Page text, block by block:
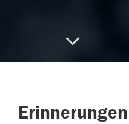
Erinnerungen